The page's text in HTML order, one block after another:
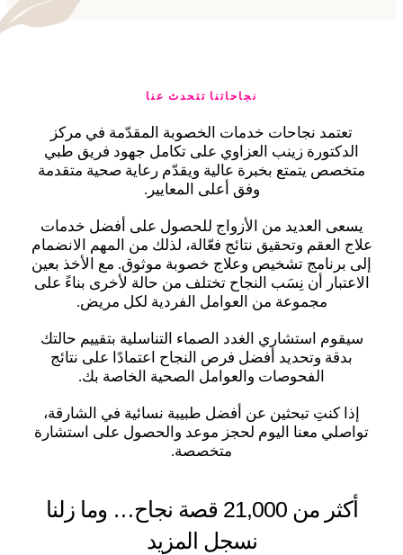
نجاحاتنا تتحدث عنا
تعتمد نجاحات خدمات الخصوبة المقدّمة في مركز
الدكتورة زينب العزاوي على تكامل جهود فريق طبي
متخصص يتمتع بخبرة عالية ويقدّم رعاية صحية متقدمة
وفق أعلى المعايير.
يسعى العديد من الأزواج للحصول على أفضل خدمات
علاج العقم وتحقيق نتائج فعّالة، لذلك من المهم الانضمام
إلى برنامج تشخيص وعلاج خصوبة موثوق. مع الأخذ بعين
الاعتبار أن نِسَب النجاح تختلف من حالة لأخرى بناءً على
مجموعة من العوامل الفردية لكل مريض.
سيقوم استشاري الغدد الصماء التناسلية بتقييم حالتك
بدقة وتحديد أفضل فرص النجاح اعتمادًا على نتائج
الفحوصات والعوامل الصحية الخاصة بك.
إذا كنتِ تبحثين عن أفضل طبيبة نسائية في الشارقة،
تواصلي معنا اليوم لحجز موعد والحصول على استشارة
متخصصة.
أكثر من 21,000 قصة نجاح… وما زلنا
نسجل المزيد